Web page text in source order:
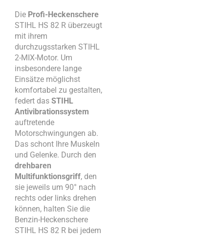
Die Profi-Heckenschere
STIHL HS 82 R überzeugt
mit ihrem
durchzugsstarken STIHL
2-MIX-Motor. Um
insbesondere lange
Einsätze möglichst
komfortabel zu gestalten,
federt das STIHL
Antivibrationssystem
auftretende
Motorschwingungen ab.
Das schont Ihre Muskeln
und Gelenke. Durch den
drehbaren
Multifunktionsgriff, den
sie jeweils um 90° nach
rechts oder links drehen
können, halten Sie die
Benzin-Heckenschere
STIHL HS 82 R bei jedem